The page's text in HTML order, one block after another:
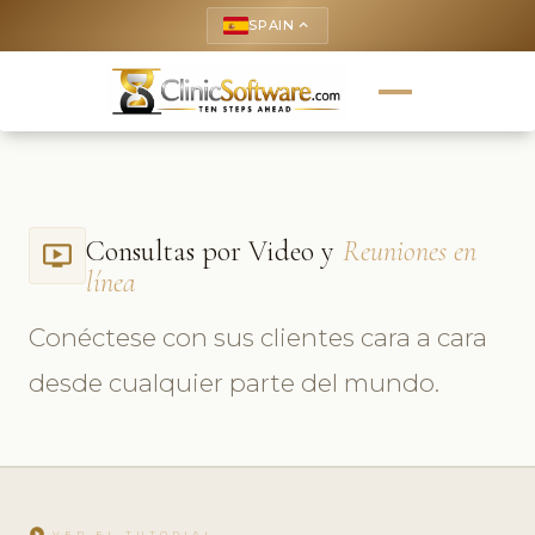
SPAIN keyboard_arrow_up
ondemand_video Consultas por Video y Reuniones en
línea
Conéctese con sus clientes cara a cara
desde cualquier parte del mundo.